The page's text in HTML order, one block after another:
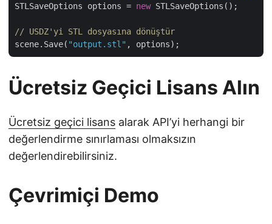
STLSaveOptions options = new STLSaveOptions();
// USDZ'yi STL dosyasına dönüştür
scene.Save( "output.stl"
Ücretsiz Geçici Lisans Alın
Ücretsiz geçici lisans alarak API’yi herhangi bir
değerlendirme sınırlaması olmaksızın
değerlendirebilirsiniz.
Çevrimiçi Demo